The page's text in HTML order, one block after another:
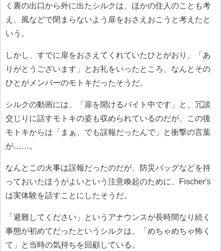
く裏の出口から外に出たシルクは、ほかの住人のことも考
え、風などで閉まらないよう扉をおさえおこうと考えたと
いう。
しかし、すでに扉をおさえてくれていたひとがおり、「あ
りがとうございます」とお礼をいったところ、なんとその
ひとがメンバーのモトキだったそうだ。
シルクの動画には、「扉を開けるバイト中です」と、冗談
交じりに話すモトキの姿も収められているのだが、この後
モトキからは「まぁ、でも誤報だったんで」と衝撃の言葉
が……。
なんとこの火事は誤報だったのだが、防災バッグなどを持
っておいたほうがよいという注意喚起のために、Fischer's
は実体験を話すことにしたそうだ。
「避難してください」というアナウンスが長時間なり続く
事態が初めてだったというシルクは、「めちゃめちゃ怖く
て」と当時の気持ちを回顧している。